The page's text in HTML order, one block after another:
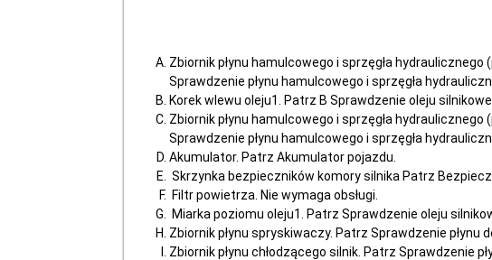
Zbiornik płynu hamulcowego i sprzęgła
Sprawdzenie płynu hamulcowego i sprzęgła
Korek wlewu oleju1. Patrz B Sprawdzenie oleju
Zbiornik płynu hamulcowego i sprzęgła
Sprawdzenie płynu hamulcowego i sprzęgła
Akumulator. Patrz Akumulator pojazdu.
Skrzynka bezpieczników komory silnika Patrz
Filtr powietrza. Nie wymaga obsługi.
Miarka poziomu oleju1. Patrz Sprawdzenie oleju
Zbiornik płynu spryskiwaczy. Patrz Sprawdzenie płynu
Zbiornik płynu chłodzącego silnik. Patrz Sprawdzenie